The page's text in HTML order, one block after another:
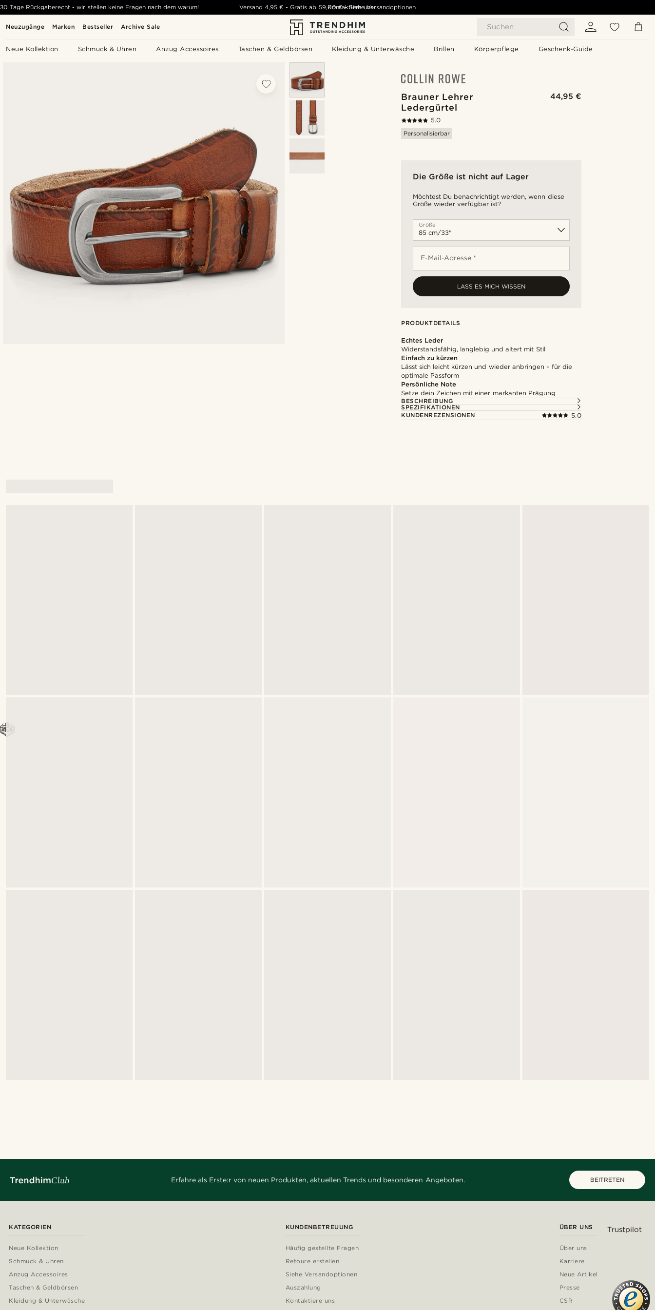
Neuzugänge Marken Bestseller Archive Sale Suchen
Neue Kollektion Schmuck & Uhren Anzug Accessoires Taschen & Geldbörsen Kleidung & Unterwäsche Brillen Körperpflege Geschenk-Guide
30 Tage Rückgaberecht - wir stellen keine Fragen nach dem warum! Versand 4,95 € -Gratis ab 59,00 € - Siehe Versandoptionen
Kontaktiere uns
Brauner Lehrer
Ledergürtel
44,95 €
5.0
Personalisierbar
Die Größe ist nicht auf Lager
Möchtest Du benachrichtigt werden, wenn diese
Größe wieder verfügbar ist?
Größe
E-Mail-Adresse *
LASS ES MICH WISSEN
PRODUKTDETAILS
Echtes Leder
Widerstandsfähig, langlebig und altert mit Stil
Einfach zu kürzen
Lässt sich leicht kürzen und wieder anbringen – für die
optimale Passform
Persönliche Note
Setze dein Zeichen mit einer markanten Prägung
BESCHREIBUNG
SPEZIFIKATIONEN
KUNDENREZENSIONEN
5.0
Erfahre als Erste:r von neuen Produkten, aktuellen Trends und besonderen Angeboten. BEITRETEN
KATEGORIEN
Neue Kollektion
Schmuck & Uhren
Anzug Accessoires
Taschen & Geldbörsen
Kleidung & Unterwäsche
KUNDENBETREUUNG
Häufig gestellte Fragen
Retoure erstellen
Siehe Versandoptionen
Auszahlung
Kontaktiere uns
ÜBER UNS
Über uns
Karriere
Neue Artikel
Presse
CSR
Trustpilot